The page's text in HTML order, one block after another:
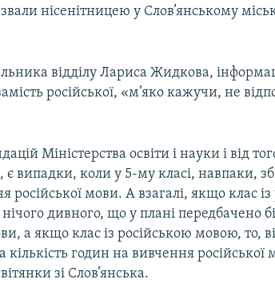
нісенітницею у Слов’янському
відділу Лариса Жидкова,
російської, «м’яко кажучи, не
Міністерства освіти і науки і від
випадки, коли у 5-му класі, навпаки,
російської мови. А взагалі, якщо клас
дивного, що у плані передбачено
а якщо клас із російською мовою, то,
годин на вивчення російської
зі Слов’янська.